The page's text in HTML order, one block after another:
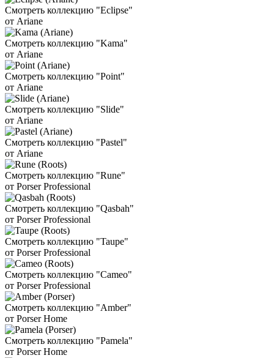
Смотреть коллекцию "Eclipse"
от Ariane
Смотреть коллекцию "Kama"
от Ariane
Смотреть коллекцию "Point"
от Ariane
Смотреть коллекцию "Slide"
от Ariane
Смотреть коллекцию "Pastel"
от Ariane
Смотреть коллекцию "Rune"
от Porser Professional
Смотреть коллекцию "Qasbah"
от Porser Professional
Смотреть коллекцию "Taupe"
от Porser Professional
Смотреть коллекцию "Cameo"
от Porser Professional
Смотреть коллекцию "Amber"
от Porser Home
Смотреть коллекцию "Pamela"
от Porser Home